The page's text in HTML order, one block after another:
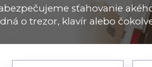
sťahovanie
o trezor, klavír alebo